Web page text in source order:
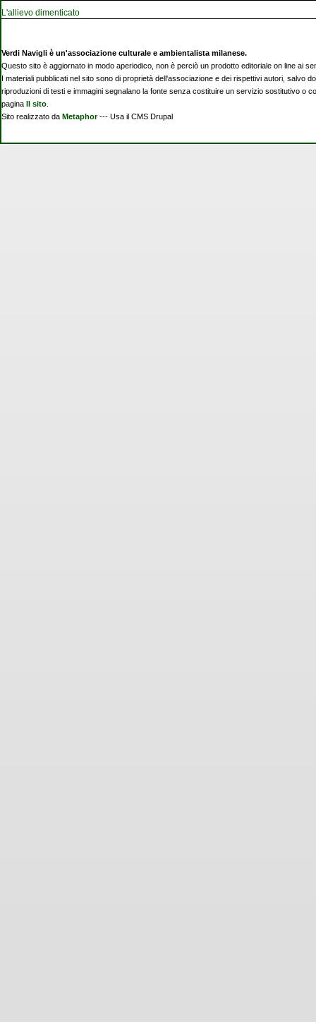
L'allievo dimenticato
Verdi Navigli è un'associazione culturale e ambientalista milanese.
Questo sito è aggiornato in modo aperiodico, non è perciò un prodotto editoriale on line ai
I materiali pubblicati nel sito sono di proprietà dell'associazione e dei rispettivi autori, salvo
riproduzioni di testi e immagini segnalano la fonte senza costituire un servizio sostitutivo o
pagina Il sito
Sito realizzato da Metaphor--- Usa il CMS Drupal